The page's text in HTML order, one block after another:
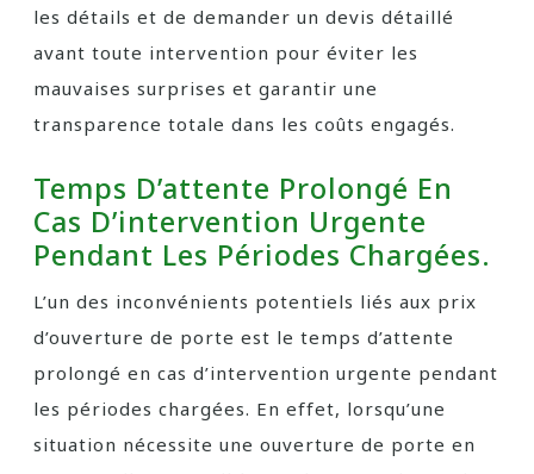
les détails et de demander un devis détaillé
avant toute intervention pour éviter les
mauvaises surprises et garantir une
transparence totale dans les coûts engagés.
Temps D’attente Prolongé En
Cas D’intervention Urgente
Pendant Les Périodes Chargées.
L’un des inconvénients potentiels liés aux prix
d’ouverture de porte est le temps d’attente
prolongé en cas d’intervention urgente pendant
les périodes chargées. En effet, lorsqu’une
situation nécessite une ouverture de porte en